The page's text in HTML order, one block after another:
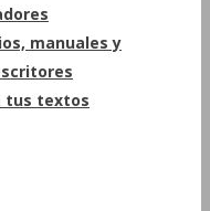
manuales y
tus textos